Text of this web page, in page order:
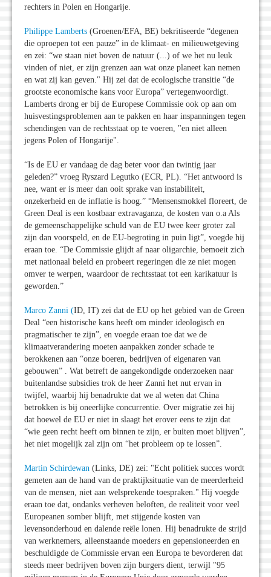
rechters in Polen en Hongarije.
Philippe Lamberts (Groenen/EFA, BE) bekritiseerde “degenen
die oproepen tot een pauze” in de klimaat- en milieuwetgeving
en zei: “we staan niet boven de natuur (...) of we het nu leuk
vinden of niet, er zijn grenzen aan wat onze planeet kan nemen
en wat zij kan geven." Hij zei dat de ecologische transitie “de
grootste economische kans voor Europa” vertegenwoordigt.
Lamberts drong er bij de Europese Commissie ook op aan om
huisvestingsproblemen aan te pakken en haar inspanningen tegen
schendingen van de rechtsstaat op te voeren, "en niet alleen
jegens Polen of Hongarije".
“Is de EU er vandaag de dag beter voor dan twintig jaar
geleden?” vroeg Ryszard Legutko (ECR, PL). “Het antwoord is
nee, want er is meer dan ooit sprake van instabiliteit,
onzekerheid en de inflatie is hoog.” “Mensensmokkel floreert, de
Green Deal is een kostbaar extravaganza, de kosten van o.a Als
de gemeenschappelijke schuld van de EU twee keer groter zal
zijn dan voorspeld, en de EU-begroting in puin ligt”, voegde hij
eraan toe. “De Commissie glijdt af naar oligarchie, bemoeit zich
met nationaal beleid en probeert regeringen die ze niet mogen
omver te werpen, waardoor de rechtsstaat tot een karikatuur is
geworden.”
Marco Zanni (ID, IT) zei dat de EU op het gebied van de Green
Deal “een historische kans heeft om minder ideologisch en
pragmatischer te zijn”, en voegde eraan toe dat we de
klimaatverandering moeten aanpakken zonder schade te
berokkenen aan “onze boeren, bedrijven of eigenaren van
gebouwen” . Wat betreft de aangekondigde onderzoeken naar
buitenlandse subsidies trok de heer Zanni het nut ervan in
twijfel, waarbij hij benadrukte dat we al weten dat China
betrokken is bij oneerlijke concurrentie. Over migratie zei hij
dat hoewel de EU er niet in slaagt het erover eens te zijn dat
“wie geen recht heeft om binnen te zijn, er buiten moet blijven”,
het niet mogelijk zal zijn om “het probleem op te lossen”.
Martin Schirdewan (Links, DE) zei: "Echt politiek succes wordt
gemeten aan de hand van de praktijksituatie van de meerderheid
van de mensen, niet aan welsprekende toespraken." Hij voegde
eraan toe dat, ondanks verheven beloften, de realiteit voor veel
Europeanen somber blijft, met stijgende kosten van
levensonderhoud en dalende reële lonen. Hij benadrukte de strijd
van werknemers, alleenstaande moeders en gepensioneerden en
beschuldigde de Commissie ervan een Europa te bevorderen dat
steeds meer bedrijven boven zijn burgers dient, terwijl "95